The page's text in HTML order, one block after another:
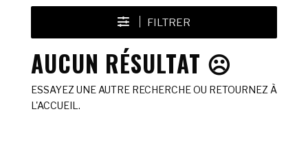
FILTRER
AUCUN RÉSULTAT ☹️
ESSAYEZ UNE AUTRE RECHERCHE OU RETOURNEZ À
L'ACCUEIL.